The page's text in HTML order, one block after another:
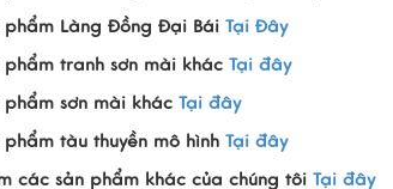
phẩm Làng Đồng Đại Bái Tại Đây
tranh sơn mài khác Tại đây
sơn mài khác Tại đây
tàu thuyền mô hình Tại đây
các sản phẩm khác của chúng tôi Tại đây